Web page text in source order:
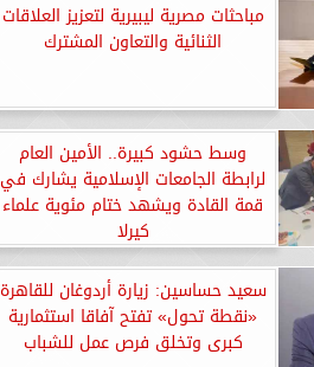
مباحثات مصرية ليبيرية لتعزيز العلاقات
الثنائية والتعاون المشترك
وسط حشود كبيرة.. الأمين العام
لرابطة الجامعات الإسلامية يشارك في
قمة القادة ويشهد ختام مئوية علماء
كيرلا
سعيد حساسين: زيارة أردوغان للقاهرة
«نقطة تحول» تفتح آفاقا استثمارية
كبرى وتخلق فرص عمل للشباب